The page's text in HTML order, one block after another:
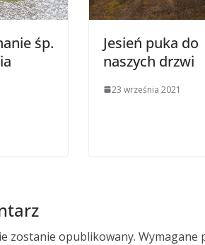
śp.
Jesień puka do
naszych drzwi
23 września 2021
zostanie opublikowany. Wymagane